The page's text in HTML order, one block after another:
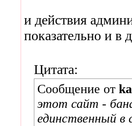
и действия
показательно и в
Цитата:
Сообщение от
этот сайт -
единственный в